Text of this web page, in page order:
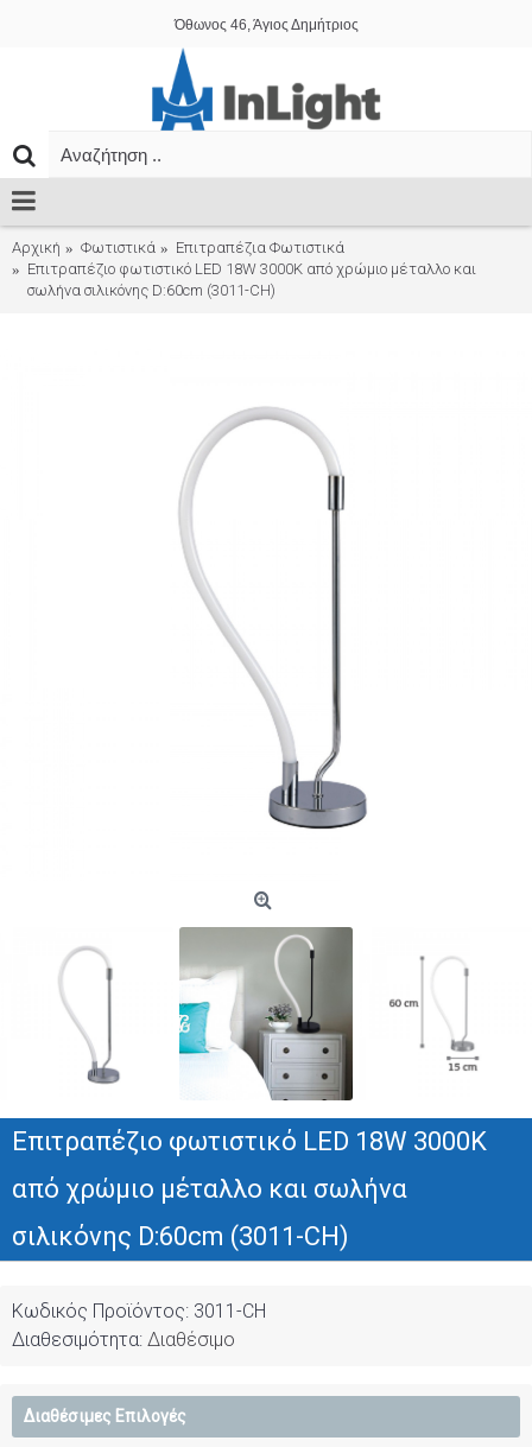
Όθωνος 46, Άγιος Δημήτριος
Αρχική Φωτιστικά
Επιτραπέζια Φωτιστικά
Επιτραπέζιο φωτιστικό LED 18W 3000K από χρώμιο μέταλλο και
σωλήνα σιλικόνης D:60cm (3011-CH)
Επιτραπέζιο φωτιστικό LED 18W 3000K
από χρώμιο μέταλλο και σωλήνα
σιλικόνης D:60cm (3011-CH)
Κωδικός Προϊόντος: 3011-CH
Διαθεσιμότητα: Διαθέσιμο
Διαθέσιμες Επιλογές